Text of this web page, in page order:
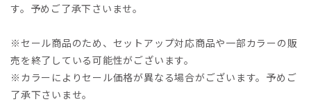
す。予めご了承下さいませ。
※セール商品のため、セットアップ対応商品や一部カラーの販
売を終了している可能性がございます。
※カラーによりセール価格が異なる場合がございます。予めご
了承下さいませ。